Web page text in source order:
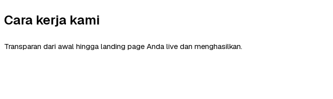
Cara kerja kami
Transparan dari awal hingga landing page Anda live dan menghasilkan.